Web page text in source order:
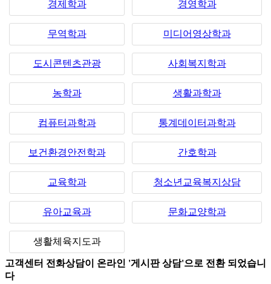
경제학과 경영학과
무역학과 미디어영상학과
도시콘텐츠관광 사회복지학과
농학과 생활과학과
컴퓨터과학과 통계데이터과학과
보건환경안전학과 간호학과
교육학과 청소년교육복지상담
유아교육과 문화교양학과
생활체육지도과
고객센터 전화상담이 온라인 '게시판 상담'으로 전환 되었습니
다